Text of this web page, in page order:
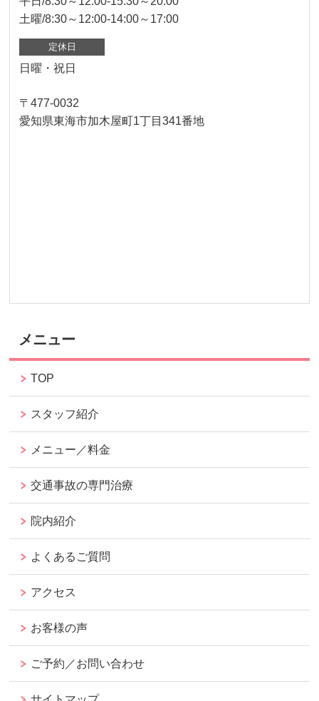
土曜/8:30～12:00-14:00～17:00
定休日
日曜・祝日
〒477-0032
愛知県東海市加木屋町1丁目341番地
メニュー
TOP
スタッフ紹介
メニュー／料金
交通事故の専門治療
院内紹介
よくあるご質問
アクセス
お客様の声
ご予約／お問い合わせ